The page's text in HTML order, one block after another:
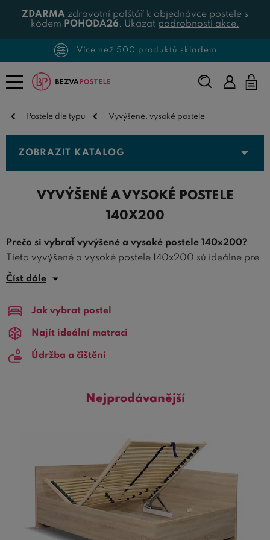
ZDARMA zdravotní polštář k objednávce postele s
kódem POHODA26. Ukázat podrobnosti akce.
Více než 500 produktů skladem
Napište,
co
Postele dle typu Vyvýšené, vysoké postele
ZOBRAZIT KATALOG
VYVÝŠENÉ A VYSOKÉ POSTELE
140X200
Prečo si vybrať vyvýšené a vysoké postele 140x200?
Tieto vyvýšené a vysoké postele 140x200 sú ideálne pre
tých, ktorí hľadajú kombináciu pohodlia, štýlu a
dvojici.
Výška vyvýšených a vysokých postelí 140x200
navrhnutá tak, aby poskytovala ľahký prístup a zároveň
problémy s pohybom alebo preferujú vyššie vyvýšené a
Mnoho z našich modelov ponúka tiež
dodatočný úložný priestor pod posteľou, čo je ideálne
pre menšie priestory alebo pre tých, ktorí potrebujú extra
miesto na uloženie posteľnej bielizne, sezónneho
oblečenia alebo iných predmetov.
Dizajn a materiál:
Číst dále
Jak vybrat postel
Najít ideální matraci
Údržba a čištění
Nejprodávanější